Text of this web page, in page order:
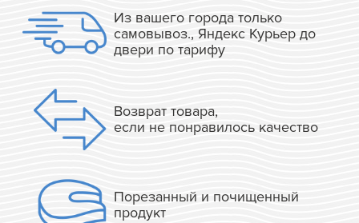
Из вашего города только
самовывоз., Яндекс Курьер до
двери по тарифу
Возврат товара,
если не понравилось качество
Порезанный и почищенный
продукт